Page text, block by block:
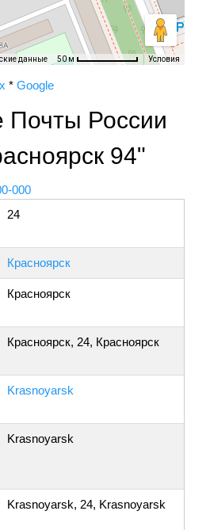
данные 50 м Условия
* Google
Почты России
94"
000
24
Красноярск
Красноярск
Красноярск, 24, Красноярск
Krasnoyarsk
Krasnoyarsk
Krasnoyarsk, 24, Krasnoyarsk